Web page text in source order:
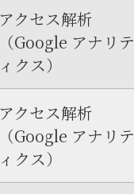
アクセス解析
（Google アナリテ
ィクス）
アクセス解析
（Google アナリテ
ィクス）